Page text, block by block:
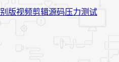
版视频剪辑源码压力测试